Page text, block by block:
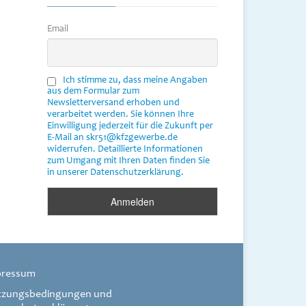
Email
Ich stimme zu, dass meine Angaben
aus dem Formular zum
Newsletterversand erhoben und
verarbeitet werden. Sie können Ihre
Einwilligung jederzeit für die Zukunft per
E-Mail an skr51@kfzgewerbe.de
widerrufen. Detaillierte Informationen
zum Umgang mit Ihren Daten finden Sie
in unserer Datenschutzerklärung.
und